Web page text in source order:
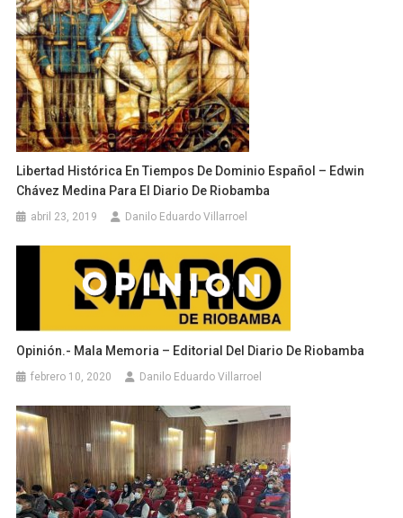
Libertad Histórica En Tiempos De Dominio Español – Edwin
Chávez Medina Para El Diario De Riobamba
abril 23, 2019 Danilo Eduardo Villarroel
Opinión.- Mala Memoria – Editorial Del Diario De Riobamba
febrero 10, 2020 Danilo Eduardo Villarroel